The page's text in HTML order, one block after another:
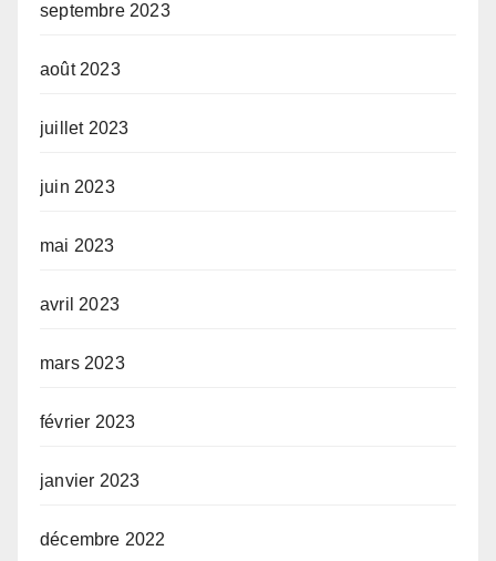
septembre 2023
août 2023
juillet 2023
juin 2023
mai 2023
avril 2023
mars 2023
février 2023
janvier 2023
décembre 2022